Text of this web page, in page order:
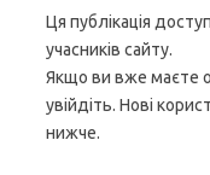
Ця публікація
учасників сайту.
Якщо ви вже маєте
увійдіть. Нові
нижче.